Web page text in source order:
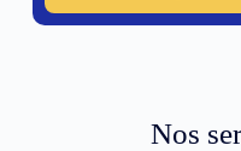
Nos